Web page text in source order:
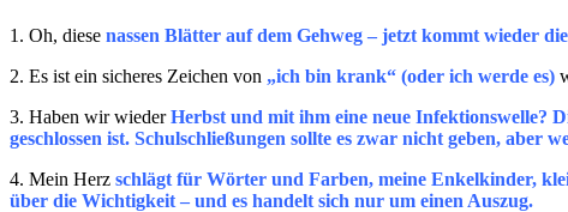
1. Oh, diese nassen Blätter auf dem Gehweg – jetzt kommt wieder
2. Es ist ein sicheres Zeichen von „ich bin krank“ (oder ich werde es)
3. Haben wir wiederHerbst und mit ihm eine neue Infektionswelle?
geschlossen ist. Schulschließungen sollte es zwar nicht geben,
4. Mein Herz schlägt für Wörter und Farben, meine Enkelkinder,
über die Wichtigkeit – und es handelt sich nur um einen Auszug.